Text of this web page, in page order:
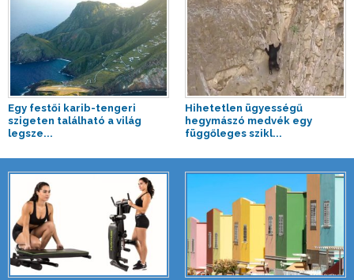
Egy festői karib-tengeri
szigeten található a világ
legsze...
Hihetetlen ügyességű
hegymászó medvék egy
függőleges szikl...